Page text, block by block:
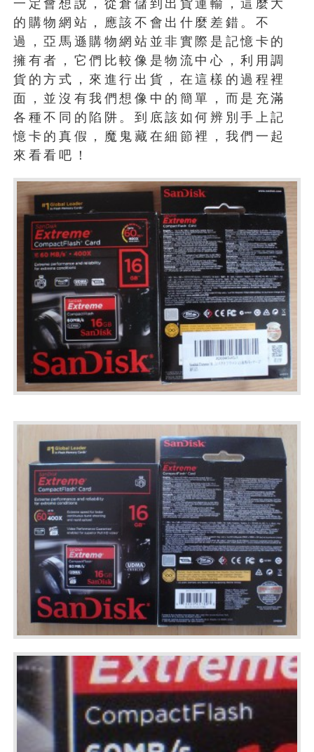
一定會想說，從倉儲到出貨運輸，這麼大
的購物網站，應該不會出什麼差錯。不
過，亞馬遜購物網站並非實際是記憶卡的
擁有者，它們比較像是物流中心，利用調
貨的方式，來進行出貨，在這樣的過程裡
面，並沒有我們想像中的簡單，而是充滿
各種不同的陷阱。到底該如何辨別手上記
憶卡的真假，魔鬼藏在細節裡，我們一起
來看看吧！